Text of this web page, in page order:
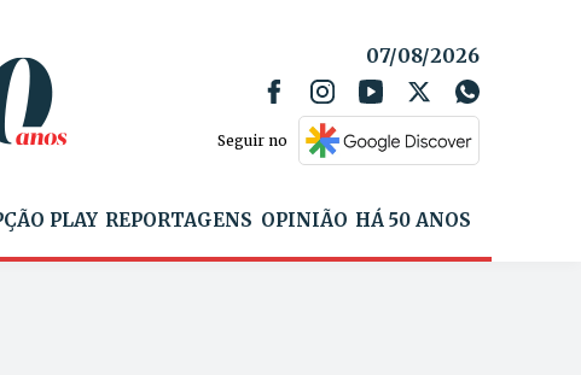
07/08/2026
Seguir no
PLAY REPORTAGENS OPINIÃO HÁ 50 ANOS